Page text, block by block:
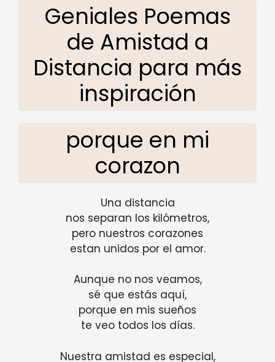
Geniales Poemas
de Amistad a
Distancia para más
inspiración
porque en mi
corazon
Una distancia
nos separan los kilómetros,
pero nuestros corazones
estan unidos por el amor.
Aunque no nos veamos,
sé que estás aquí,
porque en mis sueños
te veo todos los días.
Nuestra amistad es especial,